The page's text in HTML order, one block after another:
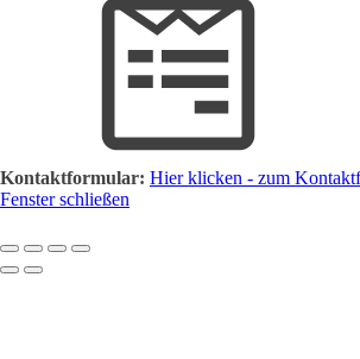
Kontaktformular: Hier klicken - zum
Fenster schließen